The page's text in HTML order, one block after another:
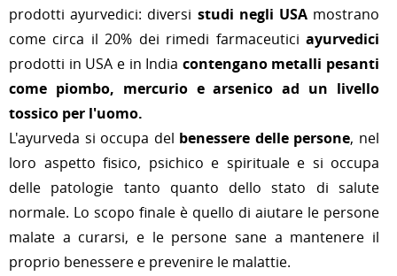
prodotti ayurvedici: diversi studi negli USAmostrano
come circa il 20% dei rimedi farmaceutici ayurvedici
prodotti in USA e in India contengano metalli pesanti
come piombo, mercurio e arsenico ad un livello
tossico per l'uomo.
L'ayurveda si occupa del benessere delle persone, nel
loro aspetto fisico, psichico e spirituale e si occupa
delle patologie tanto quanto dello stato di salute
normale. Lo scopo finale è quello di aiutare le persone
malate a curarsi, e le persone sane a mantenere il
proprio benessere e prevenire le malattie.